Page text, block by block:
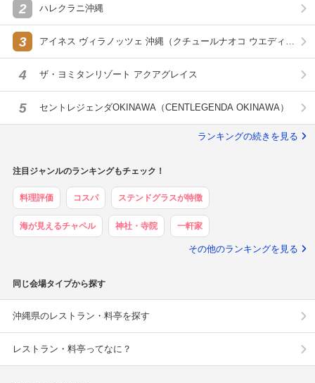
2 ハレクラニ沖縄
3
アイネス ヴィラノッツェ 沖縄（クチュールナオコ ウエディン
4 ザ・ヨミタンリゾート アクアグレイス
5 セントレジェンダOKINAWA（CENTLEGENDA OKINAWA）
ランキングの続きを見る
注目ジャンルのランキングもチェック！
料理評価 コスパ ステンドグラスが特徴
海が見えるチャペル 神社・寺院 一軒家
その他のランキングを見る
同じ会場タイプから探す
沖縄県のレストラン・料亭を探す
レストラン・料亭ってなに？